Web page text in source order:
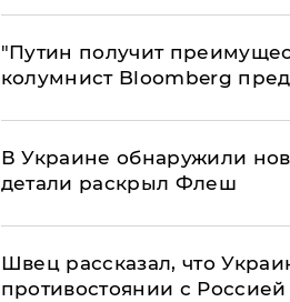
"Путин получит
колумнист Bloomberg
В Украине обнаружили
детали раскрыл Флеш
Швец рассказал, что
противостоянии с Россией